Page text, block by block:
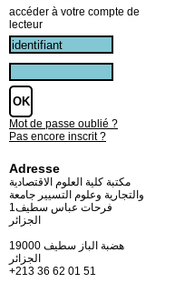
accéder à votre compte de
lecteur
Mot de passe oublié ?
Pas encore inscrit ?
Adresse
مكتبة كلية العلوم الاقتصادية
والتجارية وعلوم التسيير جامعة
فرحات عباس سطيف1
الجزائر
19000 هضبة الباز سطيف
+213 36 62 01 51